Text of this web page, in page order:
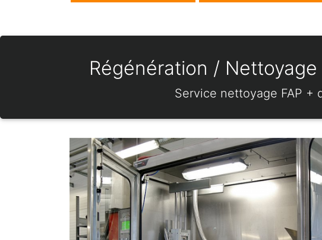
Régénération /
Service nettoyage FAP +